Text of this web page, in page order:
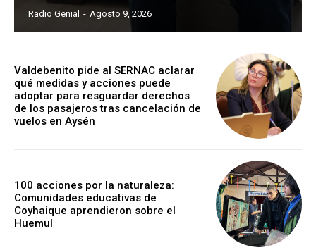
Radio Genial - Agosto 9, 2026
Valdebenito pide al SERNAC aclarar
qué medidas y acciones puede
adoptar para resguardar derechos
de los pasajeros tras cancelación de
vuelos en Aysén
100 acciones por la naturaleza:
Comunidades educativas de
Coyhaique aprendieron sobre el
Huemul